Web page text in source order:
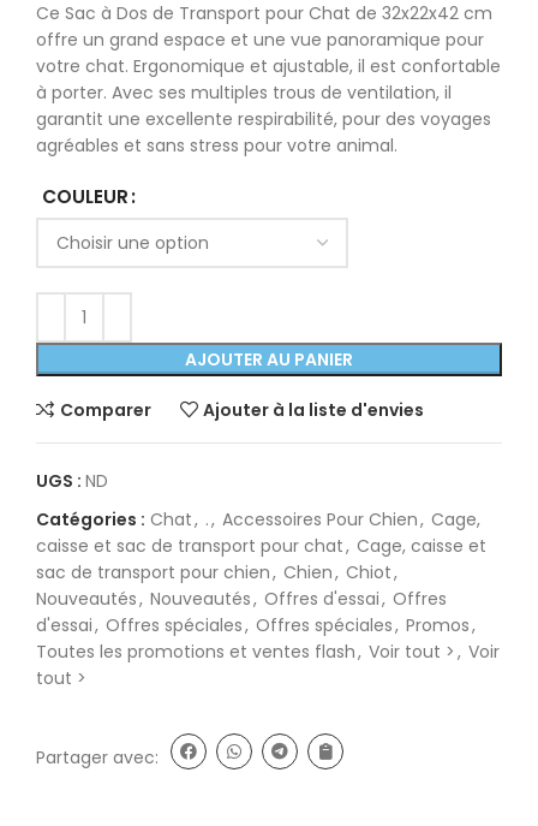
Ce Sac à Dos de Transport pour Chat de 32x22x42 cm
offre un grand espace et une vue panoramique pour
votre chat. Ergonomique et ajustable, il est confortable
à porter. Avec ses multiples trous de ventilation, il
garantit une excellente respirabilité, pour des voyages
agréables et sans stress pour votre animal.
COULEUR
AJOUTER AU PANIER
Comparer Ajouter à la liste d'envies
UGS : ND
Catégories : Chat, ., Accessoires Pour Chien, Cage,
caisse et sac de transport pour chat, Cage, caisse et
sac de transport pour chien, Chien, Chiot,
Nouveautés, Nouveautés, Offres d'essai, Offres
d'essai, Offres spéciales, Offres spéciales, Promos,
Toutes les promotions et ventes flash, Voir tout > , Voir
tout >
Partager avec: